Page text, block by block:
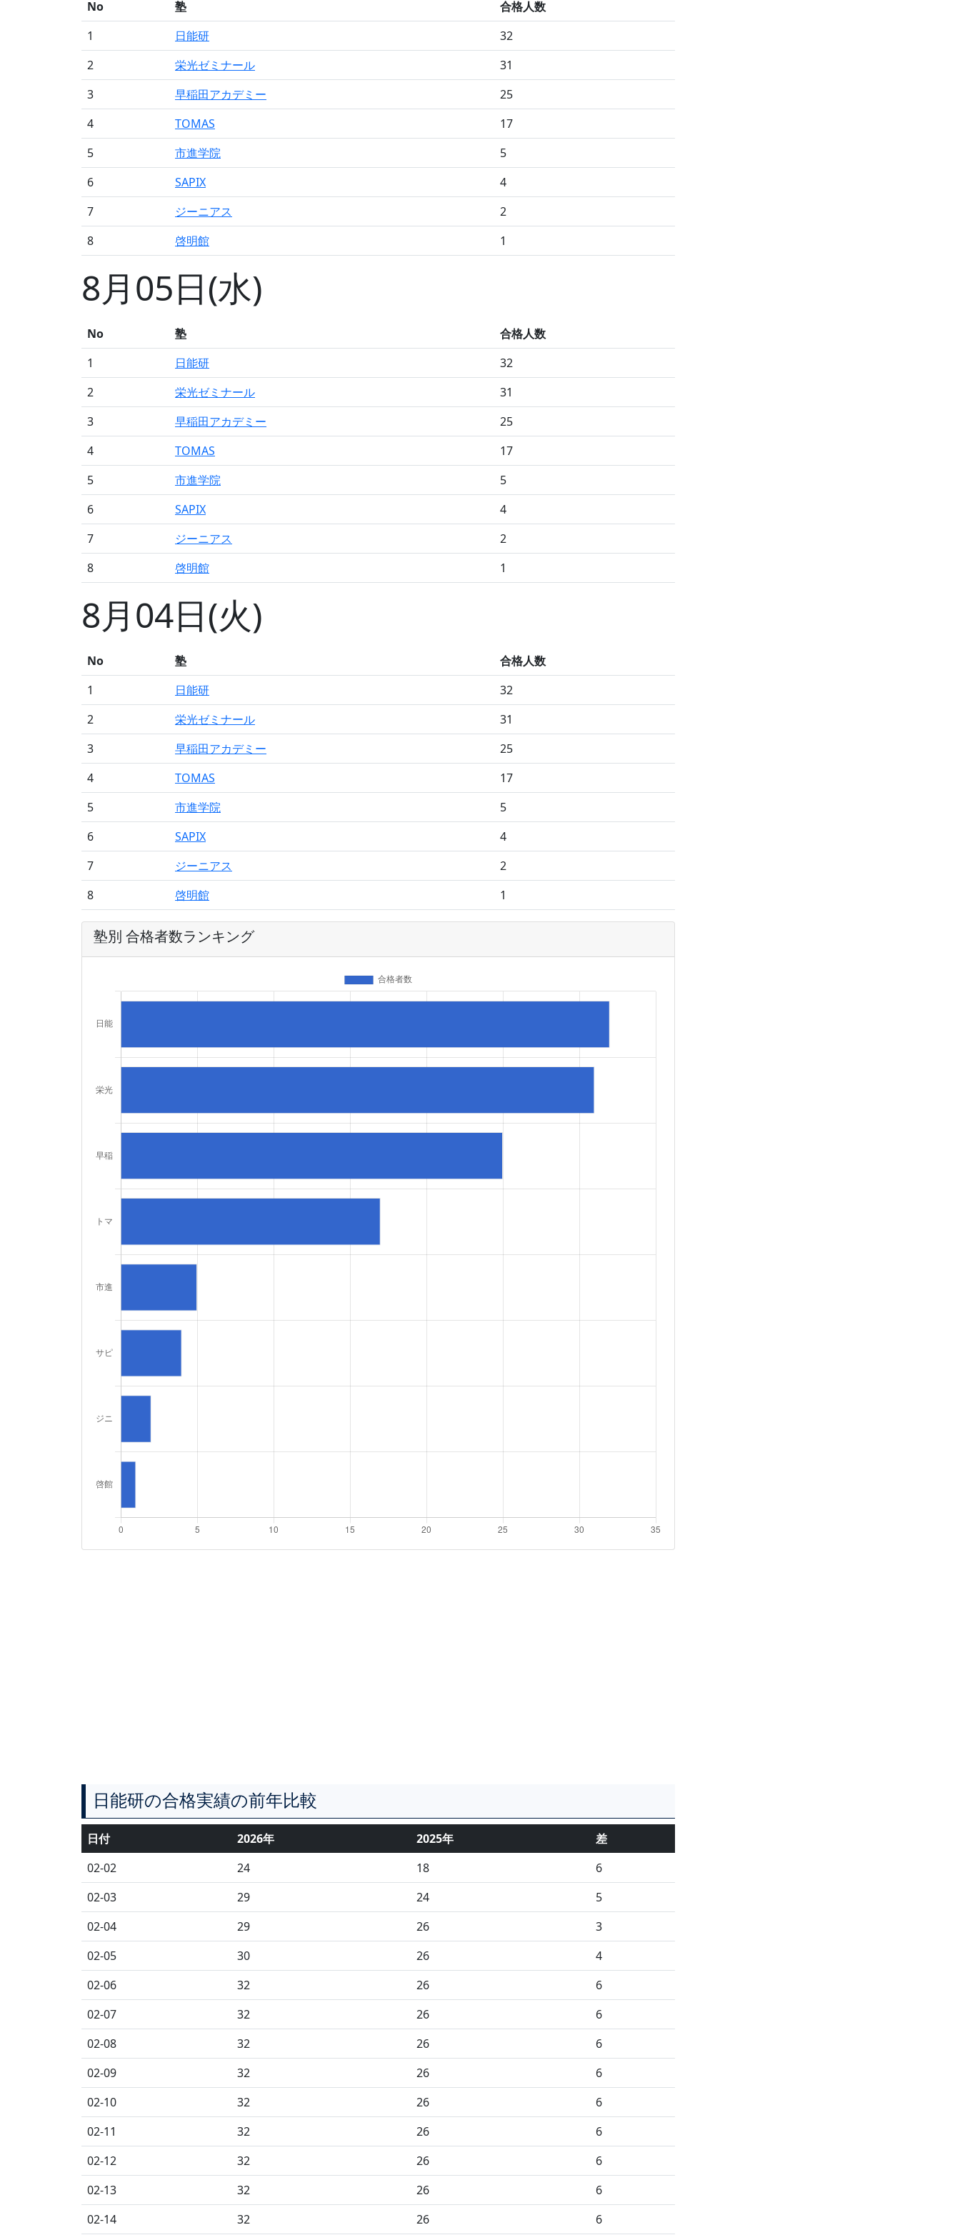
No 塾
合格人数
1
日能研
32
2
栄光ゼミナール
31
3
早稲田アカデミー
25
4
TOMAS
17
5
市進学院
5
6
SAPIX
4
7
ジーニアス
2
8
啓明館 1
8月05日(水)
No 塾
合格人数
1
日能研
32
2
栄光ゼミナール
31
3
早稲田アカデミー
25
4
TOMAS
17
5
市進学院
5
6
SAPIX
4
7
ジーニアス
2
8
啓明館 1
8月04日(火)
No 塾
合格人数
1
日能研
32
2
栄光ゼミナール
31
3
早稲田アカデミー
25
4
TOMAS
17
5
市進学院
5
6
SAPIX
4
7
ジーニアス
2
8
啓明館 1
塾別 合格者数ランキング
日能研の合格実績の前年比較
日付 2026年 2025年
差
02-02
24 18
6
02-03
29 24
5
02-04
29 26
3
02-05
30 26
4
02-06
32 26
6
02-07
32 26
6
02-08
32 26
6
02-09
32 26
6
02-10
32 26
6
02-11
32 26
6
02-12
32 26
6
02-13
32 26
6
02-14
32 26 6